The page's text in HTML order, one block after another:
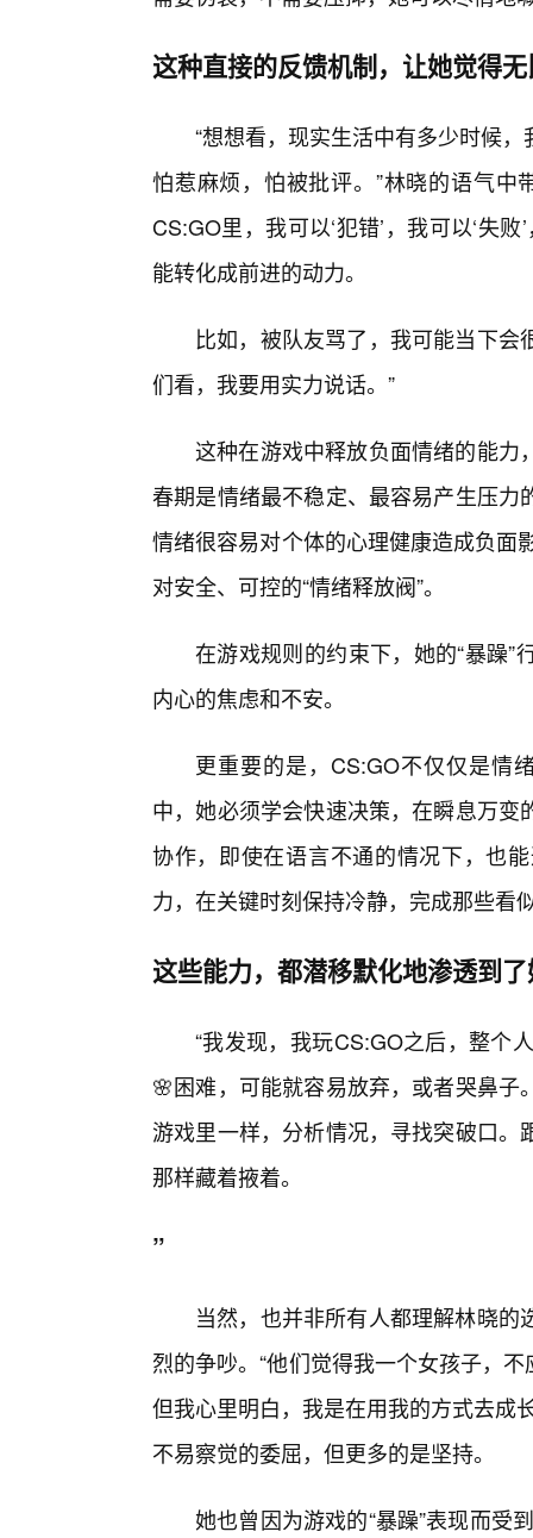
这种直接的反馈机制，让她觉得
“想想看，现实生活中有多少时候
怕惹麻烦，怕被批评。”林晓的语气中
CS:GO里，我可以‘犯错’，我可以‘失
能转化成前进的动力。
比如，被队友骂了，我可能当下
们看，我要用实力说话。”
这种在游戏中释放负面情绪的能力
春期是情绪最不稳定、最容易产生压
情绪很容易对个体的心理健康造成负面
对安全、可控的“情绪释放阀”。
在游戏规则的约束下，她的“暴躁
内心的焦虑和不安。
更重要的是，CS:GO不仅仅是情
中，她必须学会快速决策，在瞬息万
协作，即使在语言不通的情况下，也
力，在关键时刻保持冷静，完成那些看
这些能力，都潜移默化地渗透到
“我发现，我玩CS:GO之后，整个
🌸困难，可能就容易放弃，或者哭鼻
游戏里一样，分析情况，寻找突破口
那样藏着掖着。
”
当然，也并非所有人都理解林晓
烈的争吵。“他们觉得我一个女孩子，不
但我心里明白，我是在用我的方式去成
不易察觉的委屈，但更多的是坚持。
她也曾因为游戏的“暴躁”表现而受